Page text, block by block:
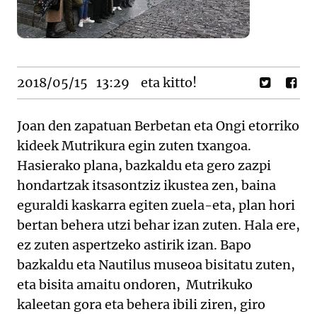
2018/05/15 13:29 eta kitto!
Joan den zapatuan Berbetan eta Ongi etorriko
kideek Mutrikura egin zuten txangoa.
Hasierako plana, bazkaldu eta gero zazpi
hondartzak itsasontziz ikustea zen, baina
eguraldi kaskarra egiten zuela-eta, plan hori
bertan behera utzi behar izan zuten. Hala ere,
ez zuten aspertzeko astirik izan. Bapo
bazkaldu eta Nautilus museoa bisitatu zuten,
eta bisita amaitu ondoren, Mutrikuko
kaleetan gora eta behera ibili ziren, giro